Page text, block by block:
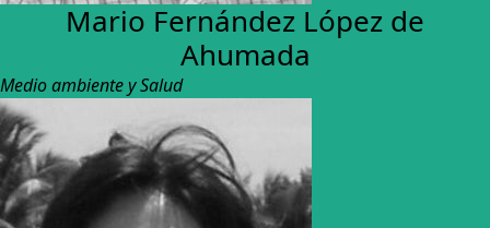
Mario Fernández López de
Ahumada
Medio ambiente y Salud